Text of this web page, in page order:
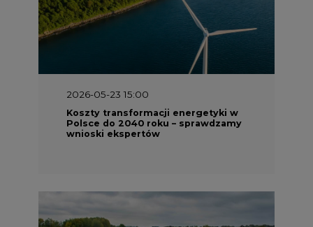
2026-05-23 15:00
Koszty transformacji energetyki w
Polsce do 2040 roku – sprawdzamy
wnioski ekspertów